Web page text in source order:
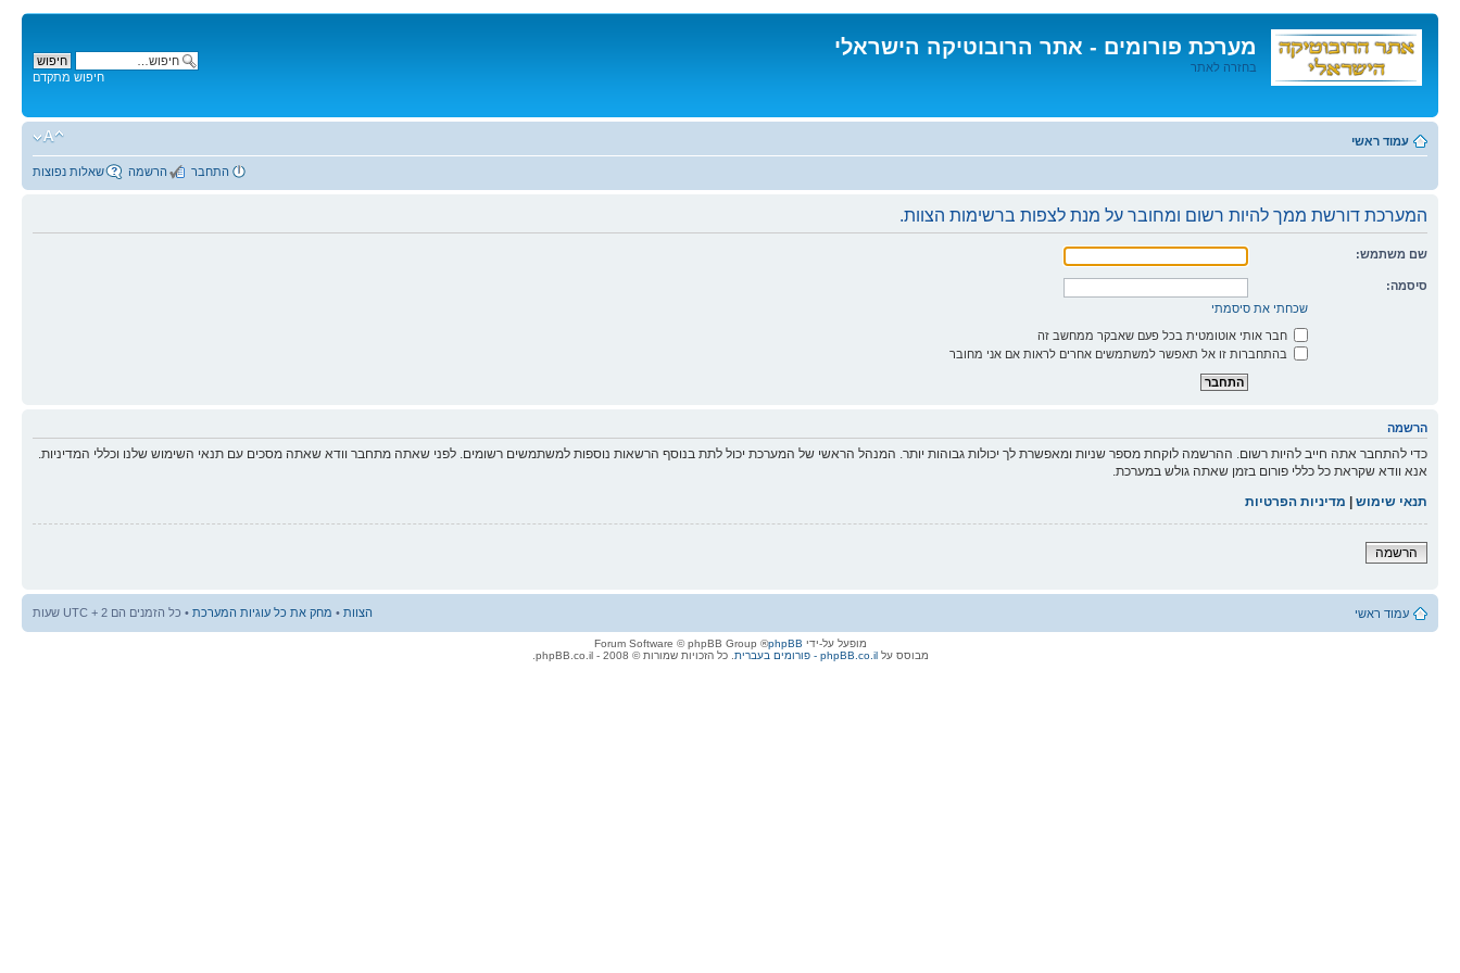
מערכת פורומים - אתר הרובוטיקה הישראלי
בחזרה לאתר
לתוכן
חיפוש מתקדם
עמוד ראשי
שאלות נפוצות הרשמה התחבר
המערכת דורשת ממך להיות רשום ומחובר על מנת לצפות ברשימות הצוות.
שם משתמש:
סיסמה:
שכחתי את סיסמתי
חבר אותי אוטומטית בכל פעם שאבקר ממחשב זה
בהתחברות זו אל תאפשר למשתמשים אחרים לראות אם אני מחובר
הרשמה
כדי להתחבר אתה חייב להיות רשום. ההרשמה לוקחת מספר שניות ומאפשרת לך יכולות גבוהות יותר. המנהל הראשי של המערכת יכול לתת בנוסף הרשאות נוספות למשתמשים רשומים. לפני שאתה מתחבר וודא שאתה מסכים עם תנאי השימוש שלנו וכללי המדיניות.
אנא וודא שקראת כל כללי פורום בזמן שאתה גולש במערכת.
תנאי שימוש | מדיניות הפרטיות
הרשמה
עמוד ראשי הצוות • מחק את כל עוגיות המערכת • כל הזמנים הם UTC + 2 שעות
מופעל על-ידי phpBB
® Forum Software © phpBB Group
מבוסס עלphpBB.co.il - פורומים בעברית . כל הזכויות שמורות © 2008 - phpBB.co.il.